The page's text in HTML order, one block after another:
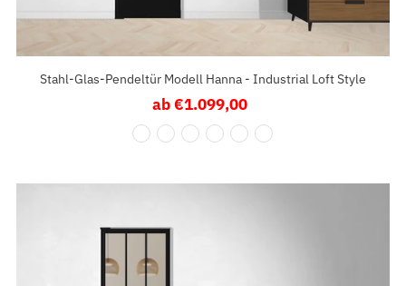
Stahl-Glas-Pendeltür Modell Hanna - Industrial Loft Style
Regulärer
Preis
ab €1.099,00